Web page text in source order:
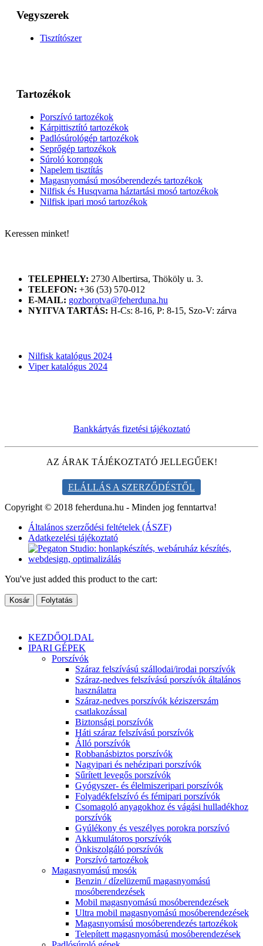
Vegyszerek
Tisztítószer
Tartozékok
Porszívó tartozékok
Kárpittisztító tartozékok
Padlósúrológép tartozékok
Seprőgép tartozékok
Súroló korongok
Napelem tisztítás
Magasnyomású mosóberendezés tartozékok
Nilfisk és Husqvarna háztartási mosó tartozékok
Nilfisk ipari mosó tartozékok
Keressen minket!
TELEPHELY: 2730 Albertirsa, Thököly u. 3.
TELEFON: +36 (53) 570-012
E-MAIL: gozborotva@feherduna.hu
NYITVA TARTÁS: H-Cs: 8-16, P: 8-15, Szo-V: zárva
Nilfisk katalógus 2024
Viper katalógus 2024
Bankkártyás fizetési tájékoztató
AZ ÁRAK TÁJÉKOZTATÓ JELLEGŰEK!
ELÁLLÁS A SZERZŐDÉSTŐL
Copyright © 2018 feherduna.hu - Minden jog fenntartva!
Általános szerződési feltételek (ÁSZF)
Adatkezelési tájékoztató
You've just added this product to the cart:
Kosár Folytatás
KEZDŐOLDAL
IPARI GÉPEK
Porszívók
Száraz felszívású szállodai/irodai porszívók
Száraz-nedves felszívású porszívók általános
használatra
Száraz-nedves porszívók kéziszerszám
csatlakozással
Biztonsági porszívók
Háti száraz felszívású porszívók
Álló porszívók
Robbanásbiztos porszívók
Nagyipari és nehézipari porszívók
Sűrített levegős porszívók
Gyógyszer- és élelmiszeripari porszívók
Folyadékfelszívó és fémipari porszívók
Csomagoló anyagokhoz és vágási hulladékhoz
porszívók
Gyúlékony és veszélyes porokra porszívó
Akkumulátoros porszívók
Önkiszolgáló porszívók
Porszívó tartozékok
Magasnyomású mosók
Benzin / dízelüzemű magasnyomású
mosóberendezések
Mobil magasnyomású mosóberendezések
Ultra mobil magasnyomású mosóberendezések
Magasnyomású mosóberendezés tartozékok
Telepített magasnyomású mosóberendezések